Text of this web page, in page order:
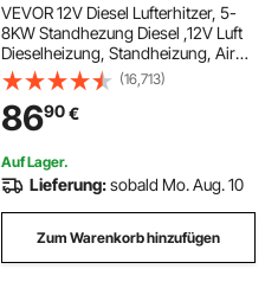
2kw diesel 12v heizung
VEVOR 12V Diesel Lufterhitzer, 5-
8KW Standhezung Diesel ,12V Luft
Dieselheizung, Standheizung, Air
Diesel Heizung, Air Standheizung,
für Auto RV Boote LKW Wohnmobil
Bus
(16,713)
8690€
Auf Lager.
Lieferung:sobald Mo. Aug. 10
Zum Warenkorb hinzufügen